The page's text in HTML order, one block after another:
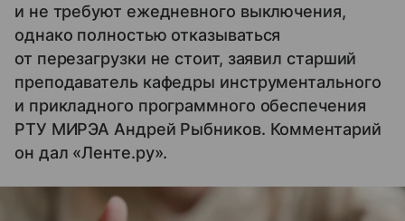
и не требуют ежедневного выключения,
однако полностью отказываться
от перезагрузки не стоит, заявил старший
преподаватель кафедры инструментального
и прикладного программного обеспечения
РТУ МИРЭА Андрей Рыбников. Комментарий
он дал «Ленте.ру».